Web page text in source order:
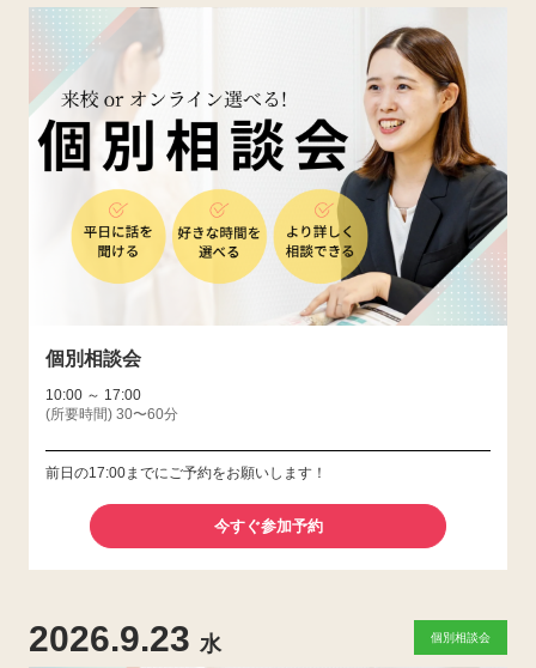
個別相談会
10:00 ～ 17:00
(所要時間) 30〜60分
前日の17:00までにご予約をお願いします！
今すぐ参加予約
2026.9.23 水 個別相談会